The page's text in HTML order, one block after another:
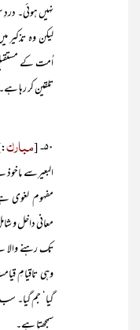
نہیں ہوئی۔
لیکن وہ
اُمت کے مستقبل
تلقین کر رہا
۵۰- [ مبارک
البعیرسے
مفہوم لغوی
معانی داخل و
تک رہنے والا
وہی تاقیامِ
گیا‘ جم گیا۔
سمجھتا ہے۔